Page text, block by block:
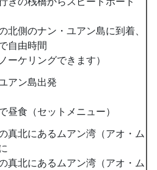
北側のナン・ユアン島に到着、
自由時間
ーケリングできます）
アン島出発
昼食（セットメニュー）
真北にあるムアン湾（アオ・ム
真北にあるムアン湾（アオ・ム